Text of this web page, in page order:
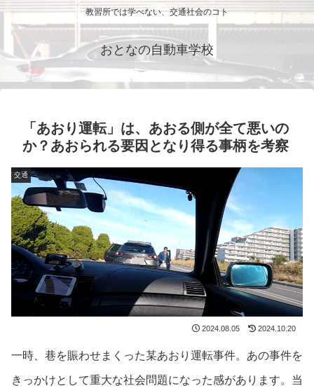
教習所では学べない、交通社会のコト
おとなの自動車学校
「あおり運転」は、あおる側が全て悪いの
か？あおられる要因となり得る事柄を考察
交通
2024.08.05 2024.10.20
一時、巷を賑わせまくった某あおり運転事件。あの事件を
きっかけとして重大な社会問題になった感があります。当